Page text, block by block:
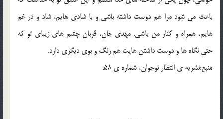
باعث مي شود مرا هم دوست داشته باشي و با شادي هايم، شاد و در غم
هايم، همراه و کنار من باشي. مهدي جان، قربان چشم هاي زيباي تو که
حتي نگاه ها و دوست داشتن هايت هم رنگ و بوي ديگري دارد.
منبع:نشريه ي انتظار نوجوان، شماره ي 58.